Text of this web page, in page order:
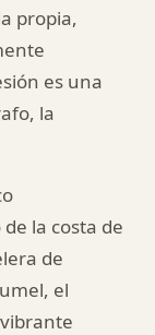
propia,
es una
la
la costa de
de
el